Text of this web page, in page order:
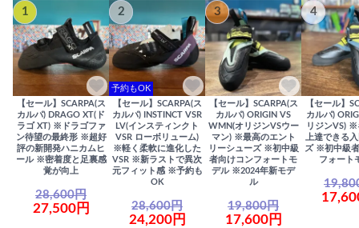
1
【セール】SCARPA(ス
カルパ) DRAGO XT(ド
ラゴ XT) ※ドラゴファ
ン待望の最終形 ※超好
評の新開発ハニカムヒ
ール ※密着度と足裏感
覚が向上
28,600円
27,500円
2
予約もOK
【セール】SCARPA(ス
カルパ) INSTINCT VSR
LV(インスティンクト
VSR ローボリューム)
※軽く柔軟に進化した
VSR ※新ラストで異次
元フィット感 ※予約も
OK
28,600円
24,200円
3
【セール】SCARPA(ス
カルパ) ORIGIN VS
WMN(オリジンVSウー
マン) ※最高のエント
リーシューズ ※初中級
者向けコンフォートモ
デル ※2024年新モデ
ル
19,800円
17,600円
4
【セール】
カルパ)
リジンVS) ※
上達できる
ズ ※初中級
フォート